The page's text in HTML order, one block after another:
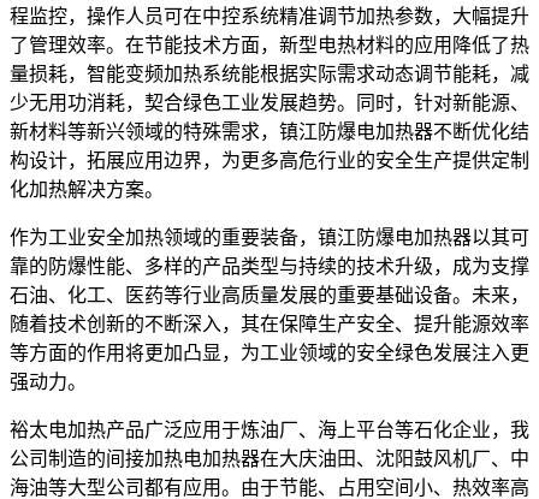
程监控，操作人员可在中控系统精准调节加热参数，大幅提升
了管理效率。在节能技术方面，新型电热材料的应用降低了热
量损耗，智能变频加热系统能根据实际需求动态调节能耗，减
少无用功消耗，契合绿色工业发展趋势。同时，针对新能源、
新材料等新兴领域的特殊需求，镇江防爆电加热器不断优化结
构设计，拓展应用边界，为更多高危行业的安全生产提供定制
化加热解决方案。
作为工业安全加热领域的重要装备，镇江防爆电加热器以其可
靠的防爆性能、多样的产品类型与持续的技术升级，成为支撑
石油、化工、医药等行业高质量发展的重要基础设备。未来，
随着技术创新的不断深入，其在保障生产安全、提升能源效率
等方面的作用将更加凸显，为工业领域的安全绿色发展注入更
强动力。
裕太电加热产品广泛应用于炼油厂、海上平台等石化企业，我
公司制造的间接加热电加热器在大庆油田、沈阳鼓风机厂、中
海油等大型公司都有应用。由于节能、占用空间小、热效率高